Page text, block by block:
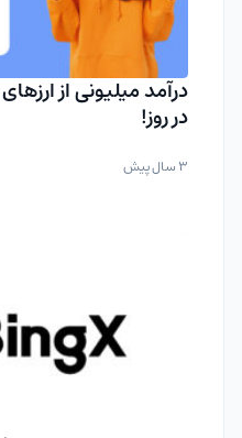
در روز!
3 سال پیش